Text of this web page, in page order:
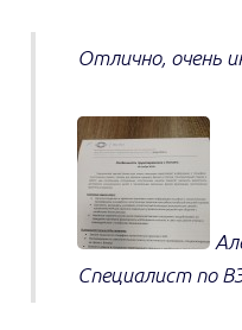
Отлично, очень
Специалист по